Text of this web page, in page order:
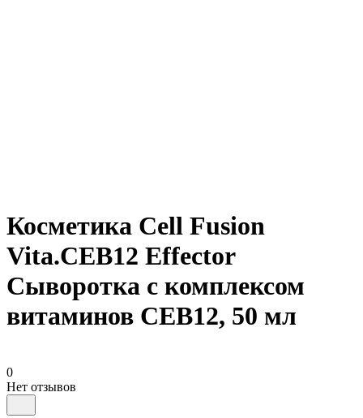
Косметика Cell Fusion
Vita.CEB12 Effector
Сыворотка с комплексом
витаминов СЕВ12, 50 мл
0
Нет отзывов